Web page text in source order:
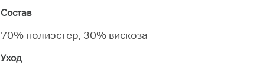
Состав
70% полиэстер, 30% вискоза
Уход